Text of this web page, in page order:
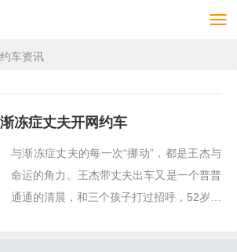
车资讯
冻症丈夫开网约车
与渐冻症丈夫的每一次“挪动”，都是王杰与
命运的角力。王杰带丈夫出车又是一个普普
通通的清晨，和三个孩子打过招呼，52岁的